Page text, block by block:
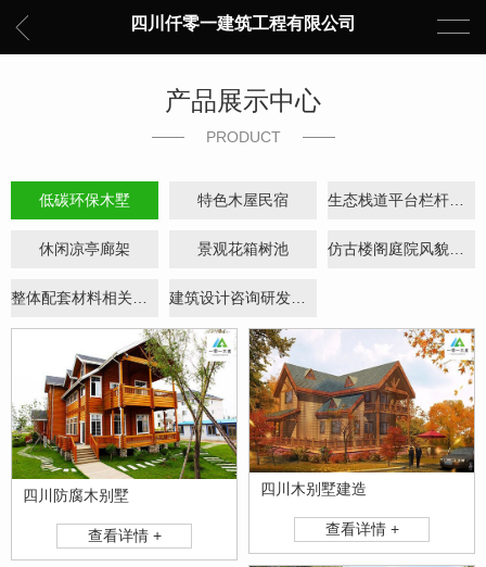
四川仟零一建筑工程有限公司
产品展示中心
PRODUCT
低碳环保木墅 特色木屋民宿 生态栈道平台栏杆小品
休闲凉亭廊架 景观花箱树池
建筑设计咨询研发应用
四川防腐木别墅
查看详情 +
四川木别墅建造
查看详情 +